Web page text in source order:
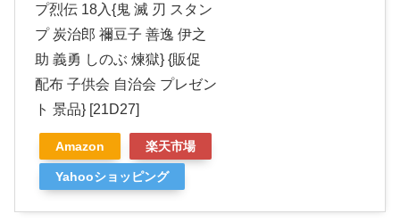
プ烈伝 18入{鬼 滅 刃 スタン
プ 炭治郎 禰豆子 善逸 伊之
助 義勇 しのぶ 煉獄} {販促
配布 子供会 自治会 プレゼン
ト 景品} [21D27]
Amazon 楽天市場
Yahooショッピング